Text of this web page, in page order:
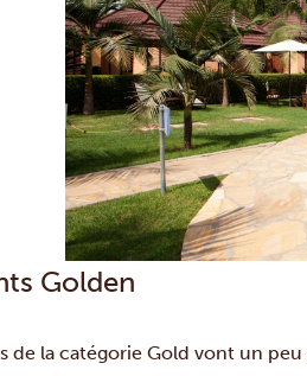
Golden
de la catégorie Gold vont un